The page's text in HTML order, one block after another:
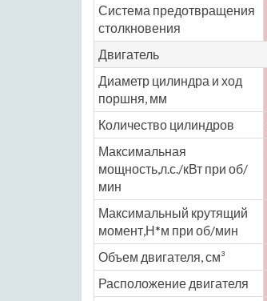
Система предотвращения
столкновения
Двигатель
Диаметр цилиндра и ход
поршня, мм
Количество цилиндров
Максимальная
мощность,л.с./кВт при об/
мин
Максимальный крутящий
момент,Н*м при об/мин
Объем двигателя, см³
Расположение двигателя